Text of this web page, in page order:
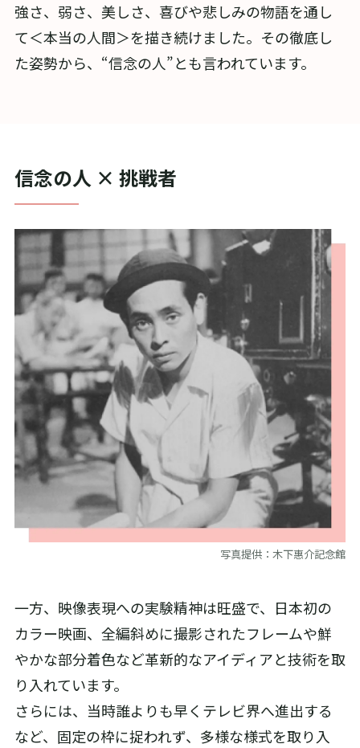
強さ、弱さ、美しさ、喜びや悲しみの物語を通し
て＜本当の人間＞を描き続けました。その徹底し
た姿勢から、“信念の人”とも言われています。
信念の人 × 挑戦者
写真提供：木下惠介記念館
一方、映像表現への実験精神は旺盛で、日本初の
カラー映画、全編斜めに撮影されたフレームや鮮
やかな部分着色など革新的なアイディアと技術を取
り入れています。
さらには、当時誰よりも早くテレビ界へ進出する
など、固定の枠に捉われず、多様な様式を取り入